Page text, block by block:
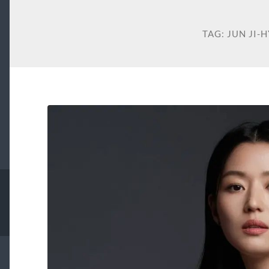
TAG: JUN JI-